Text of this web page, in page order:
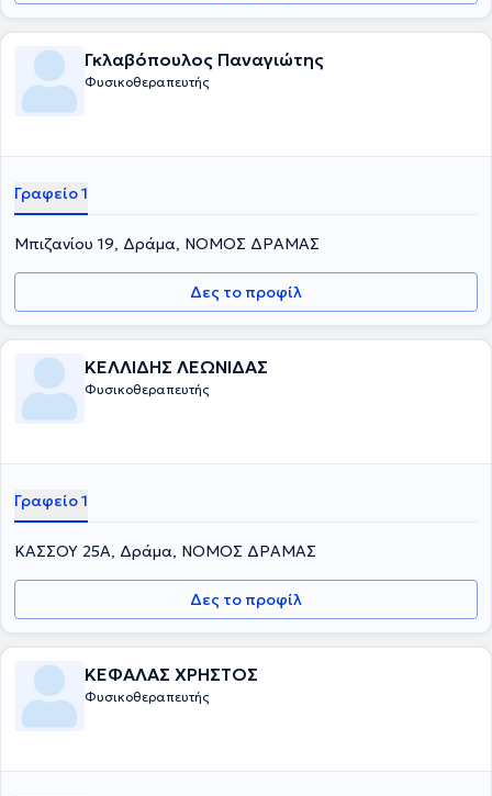
Γκλαβόπουλος Παναγιώτης
Φυσικοθεραπευτής
Γραφείο 1
Μπιζανίου 19, Δράμα, ΝΟΜΟΣ ΔΡΑΜΑΣ
Δες το προφίλ
ΚΕΛΛΙΔΗΣ ΛΕΩΝΙΔΑΣ
Φυσικοθεραπευτής
Γραφείο 1
ΚΑΣΣΟΥ 25Α, Δράμα, ΝΟΜΟΣ ΔΡΑΜΑΣ
Δες το προφίλ
ΚΕΦΑΛΑΣ ΧΡΗΣΤΟΣ
Φυσικοθεραπευτής